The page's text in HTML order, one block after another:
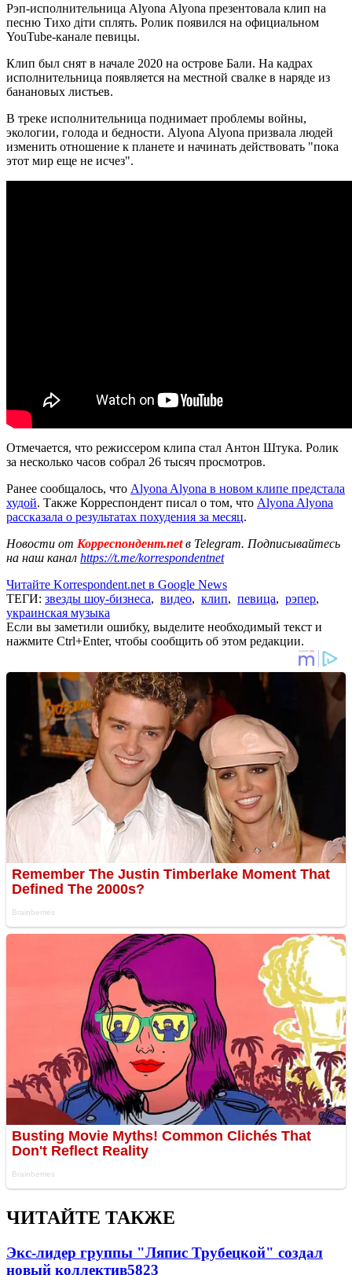
Рэп-исполнительница Аlyona Аlyona презентовала клип на
песню Тихо діти сплять. Ролик появился на официальном
YouTube-канале певицы.
Клип был снят в начале 2020 на острове Бали. На кадрах
исполнительница появляется на местной свалке в наряде из
банановых листьев.
В треке исполнительница поднимает проблемы войны,
экологии, голода и бедности. Аlyona Аlyona призвала людей
изменить отношение к планете и начинать действовать "пока
этот мир еще не исчез".
Отмечается, что режиссером клипа стал Антон Штука. Ролик
за несколько часов собрал 26 тысяч просмотров.
Ранее сообщалось, что Alyona Alyona в новом клипе предстала
худой. Также Корреспондент писал о том, что Alyona Alyona
рассказала о результатах похудения за месяц.
Новости от Корреспондент.netв Telegram. Подписывайтесь
на наш канал https://t.me/korrespondentnet
Читайте Korrespondent.net в Google News
ТЕГИ: звезды шоу-бизнеса, видео, клип, певица, рэпер,
украинская музыка
Если вы заметили ошибку, выделите необходимый текст и
нажмите Ctrl+Enter, чтобы сообщить об этом редакции.
ЧИТАЙТЕ ТАКЖЕ
Экс-лидер группы "Ляпис Трубецкой" создал
новый коллектив5823